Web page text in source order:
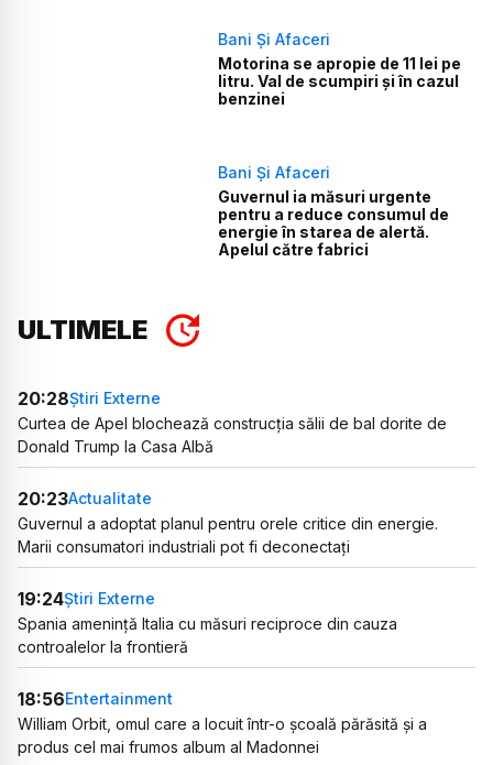
Bani Și Afaceri
Motorina se apropie de 11 lei pe
litru. Val de scumpiri și în cazul
benzinei
Bani Și Afaceri
Guvernul ia măsuri urgente
pentru a reduce consumul de
energie în starea de alertă.
Apelul către fabrici
ULTIMELE
20:28Știri Externe
Curtea de Apel blochează construcția sălii de bal dorite de
Donald Trump la Casa Albă
20:23Actualitate
Guvernul a adoptat planul pentru orele critice din energie.
Marii consumatori industriali pot fi deconectați
19:24Știri Externe
Spania amenință Italia cu măsuri reciproce din cauza
controalelor la frontieră
18:56Entertainment
William Orbit, omul care a locuit într-o școală părăsită și a
produs cel mai frumos album al Madonnei